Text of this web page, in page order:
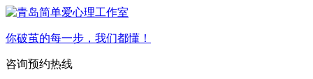
你破茧的每一步，我们都懂！
咨询预约热线